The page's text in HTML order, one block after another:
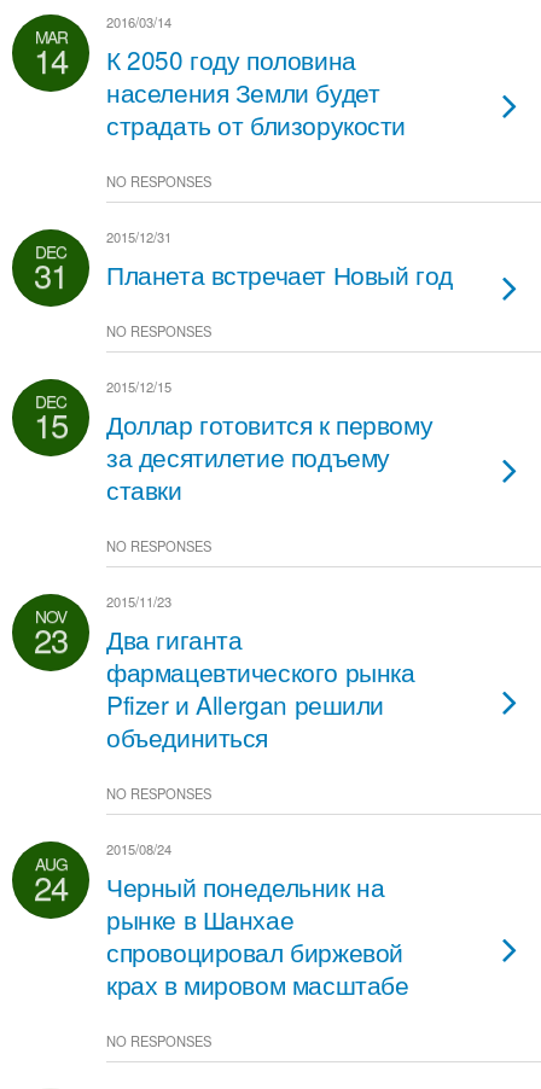
MAR
14
2016/03/14
К 2050 году половина
населения Земли будет
страдать от близорукости
NO RESPONSES
DEC
31
2015/12/31
Планета встречает Новый год
NO RESPONSES
DEC
15
2015/12/15
Доллар готовится к первому
за десятилетие подъему
ставки
NO RESPONSES
NOV
23
2015/11/23
Два гиганта
фармацевтического рынка
Pfizer и Allergan решили
объединиться
NO RESPONSES
AUG
24
2015/08/24
Черный понедельник на
рынке в Шанхае
спровоцировал биржевой
крах в мировом масштабе
NO RESPONSES